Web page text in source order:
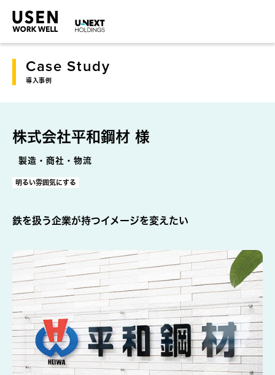
Case Study
導入事例
株式会社平和鋼材 様
製造・商社・物流
明るい雰囲気にする
鉄を扱う企業が持つイメージを変えたい